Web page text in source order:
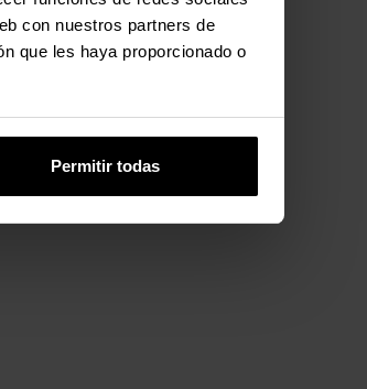
con nuestros partners de
que les haya proporcionado o
Permitir todas